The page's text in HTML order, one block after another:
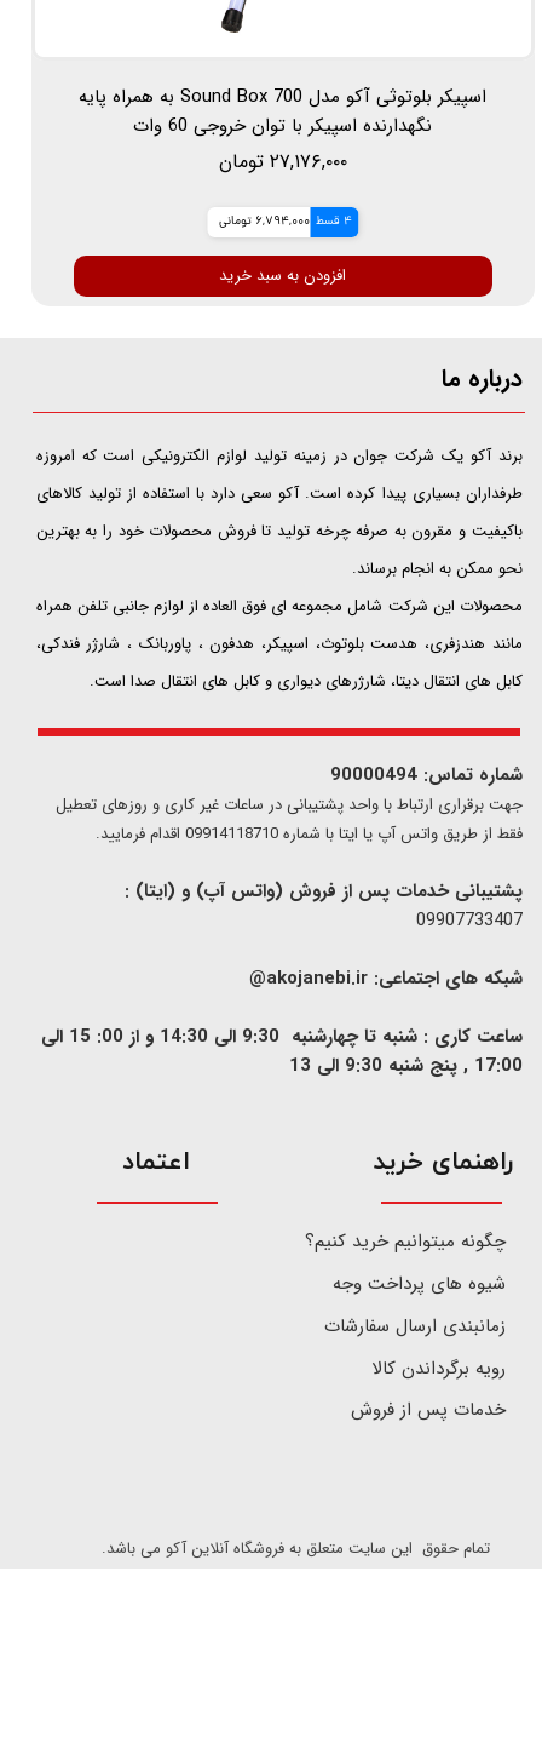
اسپیکر بلوتوثی آکو مدل Sound Box 700 به همراه پایه
نگهدارنده اسپیکر با توان خروجی 60 وات
۲۷,۱۷۶,۰۰۰ تومان
4 قسط 6,794,000 تومانی
افزودن به سبد خرید
درباره ما
​​​​​​​برند آکو یک شرکت جوان در زمینه تولید لوازم الکترونیکی است که امروزه
طرفداران بسیاری پیدا کرده است. آکو سعی دارد با استفاده از تولید کالاهای
باکیفیت و مقرون به صرفه چرخه تولید تا فروش محصولات خود را به بهترین
نحو ممکن به انجام برساند.
محصولات این شرکت شامل مجموعه ای فوق العاده از لوازم جانبی تلفن همراه
مانند هندزفری، هدست بلوتوث، اسپیکر، هدفون ، پاوربانک ، شارژر فندکی،
کابل های انتقال دیتا، شارژرهای دیواری و کابل های انتقال صدا است.
شماره تماس: 90000494
​​جهت برقراری ارتباط با واحد پشتیبانی در ساعات غیر کاری و روزهای تعطیل
فقط از طریق واتس آپ یا ایتا با شماره 09914118710 اقدام فرمایید.
پشتیبانی خدمات پس از فروش (واتس آپ) و (ایتا) :
09907733407
شبکه های اجتماعی: akojanebi.ir@
ساعت کاری : شنبه تا چهارشنبه 9:30 الی 14:30 و از 00: 15 الی
17:00 , پنج شنبه 9:30 الی 13
​راهنمای خرید
چگونه میتوانیم خرید کنیم؟
شیوه های پرداخت وجه
زمانبندی ارسال سفارشات
رویه برگرداندن کالا
خدمات پس از فروش
تمام حقوق این سایت متعلق به فروشگاه آنلاین آکو می باشد.
اعتماد